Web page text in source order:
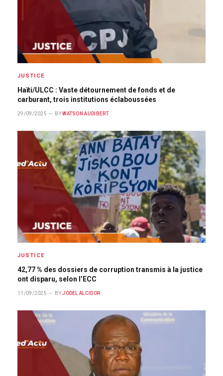
JUSTICE
Haïti/ULCC : Vaste détournement de fonds et de
carburant, trois institutions éclaboussées
29/09/2025 BY WATSON AUDIBERT
JUSTICE
42,77 % des dossiers de corruption transmis à la justice
ont disparu, selon l’ECC
11/09/2025 BY JODEL ALCIDOR